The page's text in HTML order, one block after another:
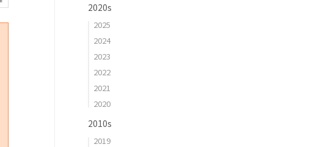
2020s
2025
2024
2023
2022
2021
2020
2010s
2019